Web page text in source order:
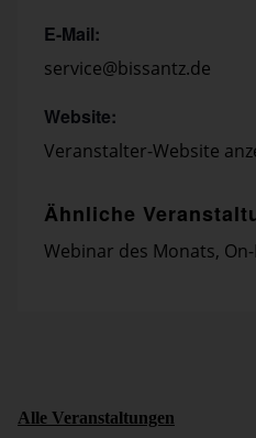
E-Mail:
service@bissantz.de
Website:
Veranstalter-Website
Ähnliche
Webinar des Monats,
Alle Veranstaltungen